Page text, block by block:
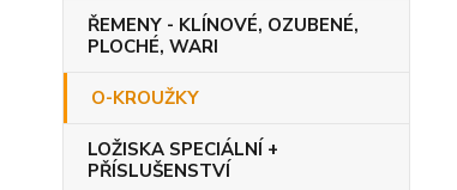
ŘEMENY - KLÍNOVÉ, OZUBENÉ,
PLOCHÉ, WARI
O-KROUŽKY
LOŽISKA SPECIÁLNÍ +
PŘÍSLUŠENSTVÍ